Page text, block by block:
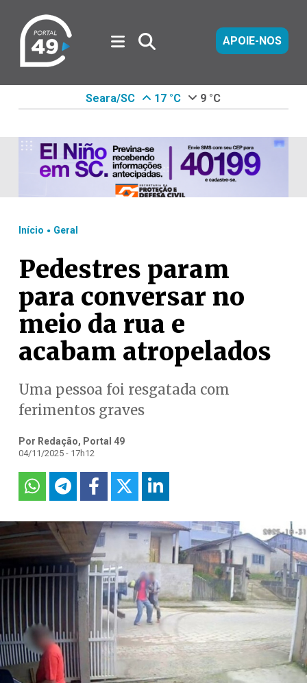
APOIE-NOS
Seara/SC 17 °C 9 °C
Início . Geral
Pedestres param
para conversar no
meio da rua e
acabam atropelados
Uma pessoa foi resgatada com
ferimentos graves
Por Redação, Portal 49
04/11/2025 - 17h12